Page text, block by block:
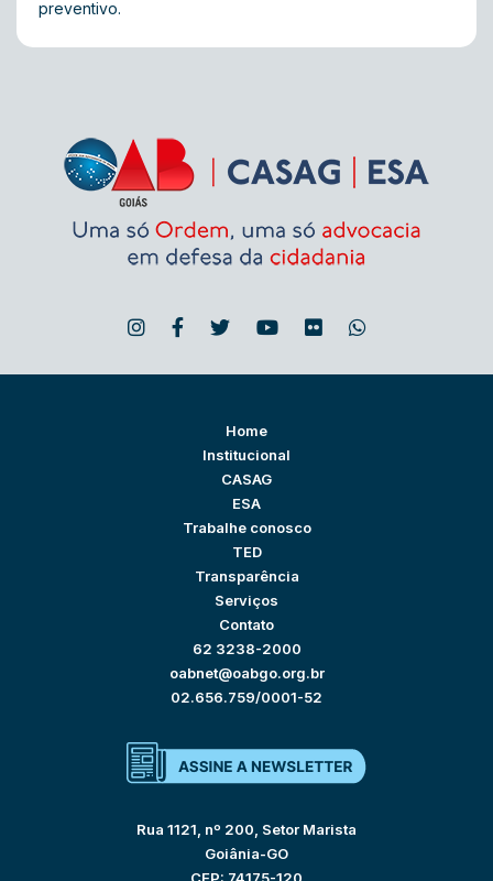
preventivo.
Home
Institucional
CASAG
ESA
Trabalhe conosco
TED
Transparência
Serviços
Contato
62 3238-2000
oabnet@oabgo.org.br
02.656.759/0001-52
Rua 1121, nº 200, Setor Marista
Goiânia-GO